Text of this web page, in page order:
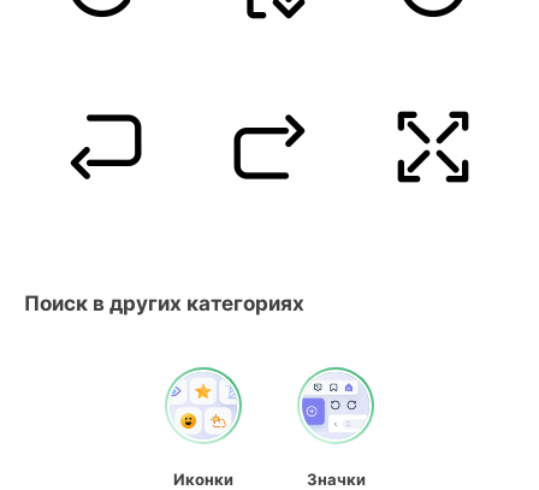
Поиск в других категориях
Иконки
Значки